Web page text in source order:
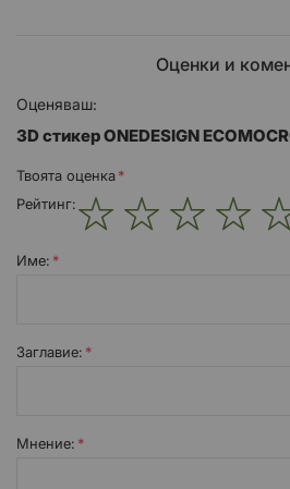
Оценки и
Оценяваш:
3D стикер ONEDESIGN
Твоята оценка
Рейтинг:
Име:
Заглавиe:
Мнение: